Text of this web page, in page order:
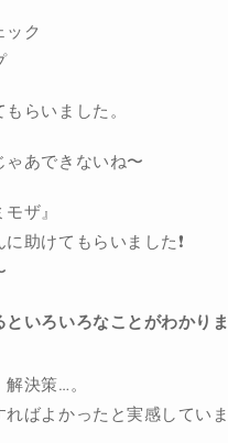
ック
らいました。
ゃあできないね〜
ザ』
助けてもらいました❗️
いろいろなことがわかりま
決策…。
ばよかったと実感していま